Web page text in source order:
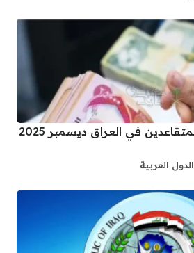
موعد صرف رواتب المتقاعدين في العراق ديسمبر 2025
الدول العربية